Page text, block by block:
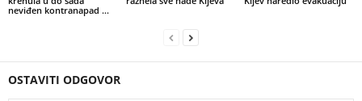
neviđen kontranapad …
OSTAVITI ODGOVOR